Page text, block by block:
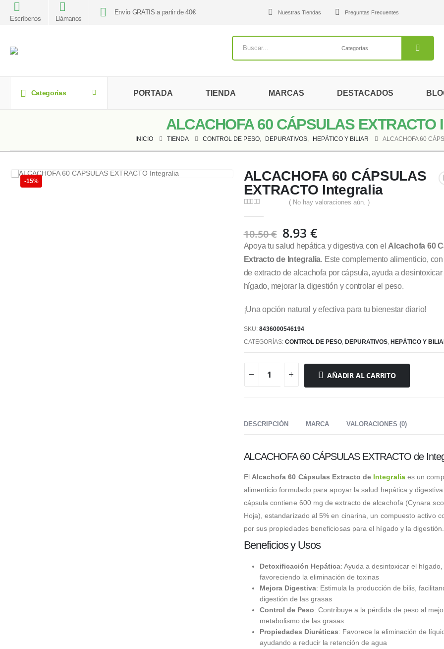
Escríbenos Llámanos
Envío GRATIS a partir de 40€ Nuestras Tiendas Preguntas Frecuentes
Categorías PORTADA TIENDA MARCAS DESTACADOS
ALCACHOFA 60 CÁPSULAS EXTRACTO
INICIO TIENDA CONTROL DE PESO, DEPURATIVOS, HEPÁTICO Y BILIAR ALCACHOFA 60
-15%
ALCACHOFA 60 CÁPSULAS
EXTRACTO Integralia
( No hay valoraciones aún. )
10.50€ El
precio
original
era:
10.50 €.
8.93 €El
precio
actual
es:
8.93 €.
Apoya tu salud hepática y digestiva con el Alcachofa 60
Extracto de Integralia. Este complemento alimenticio,
de extracto de alcachofa por cápsula, ayuda a desintoxicar
hígado, mejorar la digestión y controlar el peso.
¡Una opción natural y efectiva para tu bienestar diario!
SKU: 8436000546194
CATEGORÍAS: CONTROL DE PESO, DEPURATIVOS, HEPÁTICO Y
AÑADIR AL CARRITO
DESCRIPCIÓN MARCA VALORACIONES (0)
ALCACHOFA 60 CÁPSULAS EXTRACTO de
El Alcachofa 60 Cápsulas Extracto de Integraliaes un
alimenticio formulado para apoyar la salud hepática y
cápsula contiene 600 mg de extracto de alcachofa (Cynara
Hoja), estandarizado al 5% en cinarina, un compuesto activo
por sus propiedades beneficiosas para el hígado y la digestión.
Beneficios y Usos
Detoxificación Hepática: Ayuda a desintoxicar el hígado,
favoreciendo la eliminación de toxinas
Mejora Digestiva: Estimula la producción de bilis,
digestión de las grasas
Control de Peso: Contribuye a la pérdida de peso al
metabolismo de las grasas
Propiedades Diuréticas: Favorece la eliminación de
ayudando a reducir la retención de agua